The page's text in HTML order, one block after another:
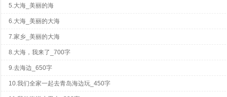
5.大海_美丽的海
6.大海_美丽的大海
7.家乡_美丽的大海
8.大海，我来了_700字
9.去海边_650字
10.我们全家一起去青岛海边玩_450字